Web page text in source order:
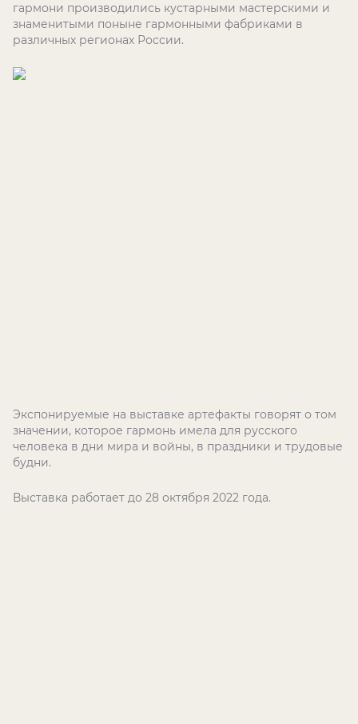
гармони производились кустарными мастерскими и
знаменитыми поныне гармонными фабриками в
различных регионах России.
Экспонируемые на выставке артефакты говорят о том
значении, которое гармонь имела для русского
человека в дни мира и войны, в праздники и трудовые
будни.
Выставка работает до 28 октября 2022 года.